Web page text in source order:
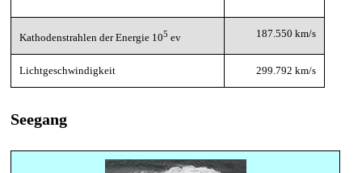
Kathodenstrahlen der Energie 105 ev 187.550 km/s
Lichtgeschwindigkeit 299.792 km/s
Seegang